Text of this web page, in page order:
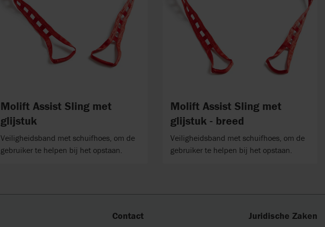
Molift Assist Sling met
glijstuk
Veiligheidsband met schuifhoes, om de
gebruiker te helpen bij het opstaan.
Molift Assist Sling met
glijstuk - breed
Veiligheidsband met schuifhoes, om de
gebruiker te helpen bij het opstaan.
Contact Juridische Zaken